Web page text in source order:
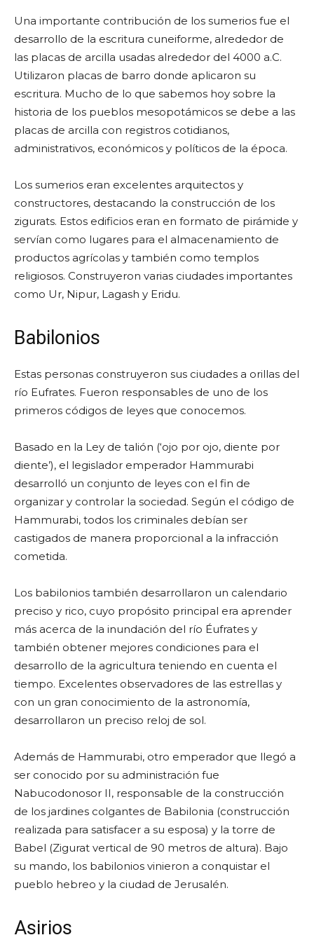
Una importante contribución de los sumerios fue el
desarrollo de la escritura cuneiforme, alrededor de
las placas de arcilla usadas alrededor del 4000 a.C.
Utilizaron placas de barro donde aplicaron su
escritura. Mucho de lo que sabemos hoy sobre la
historia de los pueblos mesopotámicos se debe a las
placas de arcilla con registros cotidianos,
administrativos, económicos y políticos de la época.
Los sumerios eran excelentes arquitectos y
constructores, destacando la construcción de los
zigurats. Estos edificios eran en formato de pirámide y
servían como lugares para el almacenamiento de
productos agrícolas y también como templos
religiosos. Construyeron varias ciudades importantes
como Ur, Nipur, Lagash y Eridu.
Babilonios
Estas personas construyeron sus ciudades a orillas del
río Eufrates. Fueron responsables de uno de los
primeros códigos de leyes que conocemos.
Basado en la Ley de talión (‘ojo por ojo, diente por
diente’), el legislador emperador Hammurabi
desarrolló un conjunto de leyes con el fin de
organizar y controlar la sociedad. Según el código de
Hammurabi, todos los criminales debían ser
castigados de manera proporcional a la infracción
cometida.
Los babilonios también desarrollaron un calendario
preciso y rico, cuyo propósito principal era aprender
más acerca de la inundación del río Éufrates y
también obtener mejores condiciones para el
desarrollo de la agricultura teniendo en cuenta el
tiempo. Excelentes observadores de las estrellas y
con un gran conocimiento de la astronomía,
desarrollaron un preciso reloj de sol.
Además de Hammurabi, otro emperador que llegó a
ser conocido por su administración fue
Nabucodonosor II, responsable de la construcción
de los jardines colgantes de Babilonia (construcción
realizada para satisfacer a su esposa) y la torre de
Babel (Zigurat vertical de 90 metros de altura). Bajo
su mando, los babilonios vinieron a conquistar el
pueblo hebreo y la ciudad de Jerusalén.
Asirios